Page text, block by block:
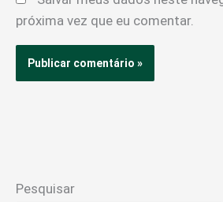
próxima vez que eu comentar.
Pesquisar